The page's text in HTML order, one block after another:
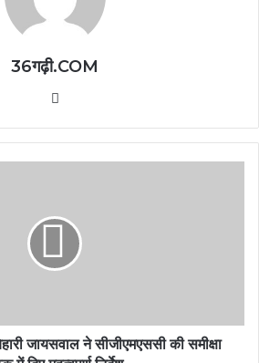
36गढ़ी.COM
जायसवाल ने सीजीएमएससी की समीक्षा